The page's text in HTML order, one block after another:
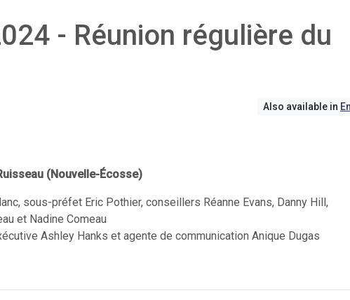
- Réunion régulière du
Also available in
(Nouvelle-Écosse)
sous-préfet Eric Pothier, conseillers Réanne Evans, Danny Hill,
et Nadine Comeau
Ashley Hanks et agente de communication Anique Dugas